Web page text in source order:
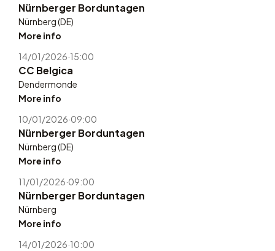
Nürnberger Borduntagen
Nürnberg (DE)
More info
14/01/2026·15:00
CC Belgica
Dendermonde
More info
10/01/2026·09:00
Nürnberger Borduntagen
Nürnberg (DE)
More info
11/01/2026·09:00
Nürnberger Borduntagen
Nürnberg
More info
14/01/2026·10:00